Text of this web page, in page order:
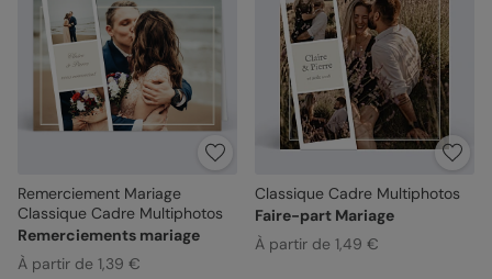
Remerciement Mariage
Classique Cadre Multiphotos
Remerciements mariage
À partir de 1,39 €
Classique Cadre Multiphotos
Faire-part Mariage
À partir de 1,49 €